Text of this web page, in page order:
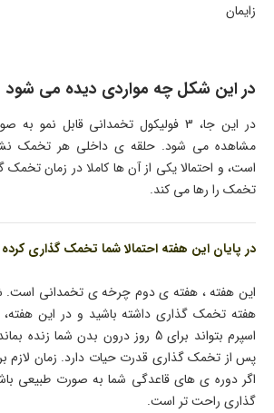
زایمان
در این شکل چه مواردی دیده می شود
در این جا، 3 فولیکول تخمدانی قابل
مشاهده می شود. حلقه ی داخلی هر تخمک
است، و احتمالا یکی از آن ها کاملا در زمان
تخمک را رها می کند.
در پایان این هفته احتمالا شما تخمک گذاری کرده
این هفته ، هفته ی دوم چرخه ی تخمدانی است.
هفته تخمک گذاری داشته باشید و در این هفته،
اگر دوره ی های قاعدگی شما به صورت طبیعی
گذاری راحت تر است.